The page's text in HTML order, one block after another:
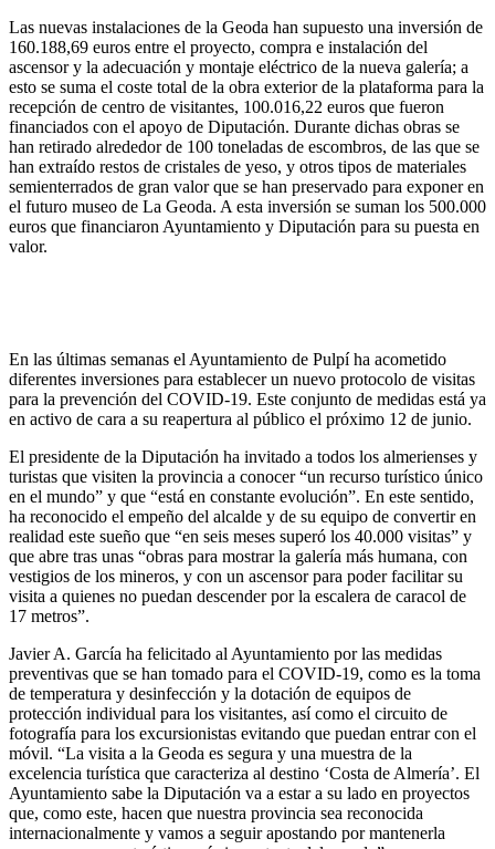
Las nuevas instalaciones de la Geoda han supuesto una inversión de
160.188,69 euros entre el proyecto, compra e instalación del
ascensor y la adecuación y montaje eléctrico de la nueva galería; a
esto se suma el coste total de la obra exterior de la plataforma para la
recepción de centro de visitantes, 100.016,22 euros que fueron
financiados con el apoyo de Diputación. Durante dichas obras se
han retirado alrededor de 100 toneladas de escombros, de las que se
han extraído restos de cristales de yeso, y otros tipos de materiales
semienterrados de gran valor que se han preservado para exponer en
el futuro museo de La Geoda. A esta inversión se suman los 500.000
euros que financiaron Ayuntamiento y Diputación para su puesta en
valor.
En las últimas semanas el Ayuntamiento de Pulpí ha acometido
diferentes inversiones para establecer un nuevo protocolo de visitas
para la prevención del COVID-19. Este conjunto de medidas está ya
en activo de cara a su reapertura al público el próximo 12 de junio.
El presidente de la Diputación ha invitado a todos los almerienses y
turistas que visiten la provincia a conocer “un recurso turístico único
en el mundo” y que “está en constante evolución”. En este sentido,
ha reconocido el empeño del alcalde y de su equipo de convertir en
realidad este sueño que “en seis meses superó los 40.000 visitas” y
que abre tras unas “obras para mostrar la galería más humana, con
vestigios de los mineros, y con un ascensor para poder facilitar su
visita a quienes no puedan descender por la escalera de caracol de
17 metros”.
Javier A. García ha felicitado al Ayuntamiento por las medidas
preventivas que se han tomado para el COVID-19, como es la toma
de temperatura y desinfección y la dotación de equipos de
protección individual para los visitantes, así como el circuito de
fotografía para los excursionistas evitando que puedan entrar con el
móvil. “La visita a la Geoda es segura y una muestra de la
excelencia turística que caracteriza al destino ‘Costa de Almería’. El
Ayuntamiento sabe la Diputación va a estar a su lado en proyectos
que, como este, hacen que nuestra provincia sea reconocida
internacionalmente y vamos a seguir apostando por mantenerla